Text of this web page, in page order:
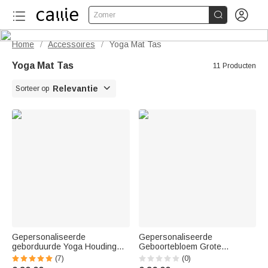
Zomer  
Home / Accessoires / Yoga Mat Tas
Yoga Mat Tas 11 Producten
Sorteer op Relevantie 
Gepersonaliseerde
geborduurde Yoga Houding
Grote Capaciteit Yoga Mat Tas
met Naam Pilates Accessoire
(7)
Gepersonaliseerde
Geboortebloem Grote
Capaciteit Canvas Yoga Mat
Tas met Naam Fitness
(0)